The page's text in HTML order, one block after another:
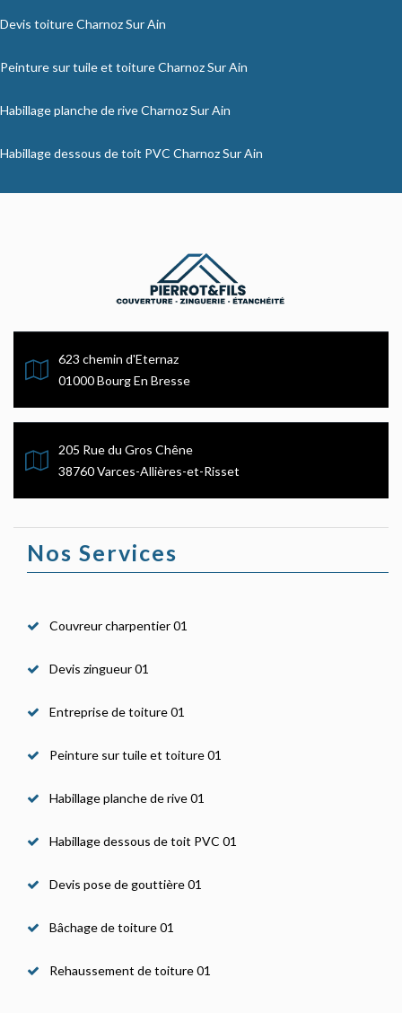
Devis toiture Charnoz Sur Ain
Peinture sur tuile et toiture Charnoz Sur Ain
Habillage planche de rive Charnoz Sur Ain
Habillage dessous de toit PVC Charnoz Sur Ain
623 chemin d'Eternaz
01000 Bourg En Bresse
205 Rue du Gros Chêne
38760 Varces-Allières-et-Risset
Nos Services
Couvreur charpentier 01
Devis zingueur 01
Entreprise de toiture 01
Peinture sur tuile et toiture 01
Habillage planche de rive 01
Habillage dessous de toit PVC 01
Devis pose de gouttière 01
Bâchage de toiture 01
Rehaussement de toiture 01